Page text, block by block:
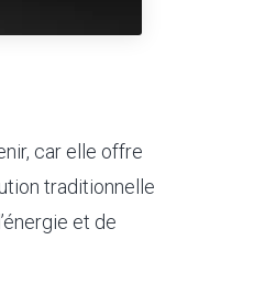
car elle offre
traditionnelle
et de